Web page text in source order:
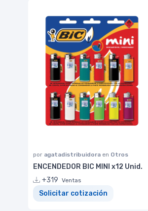
por agatadistribuidora en Otros
ENCENDEDOR BIC MINI x12 Unid.
+319 Ventas
Solicitar cotización